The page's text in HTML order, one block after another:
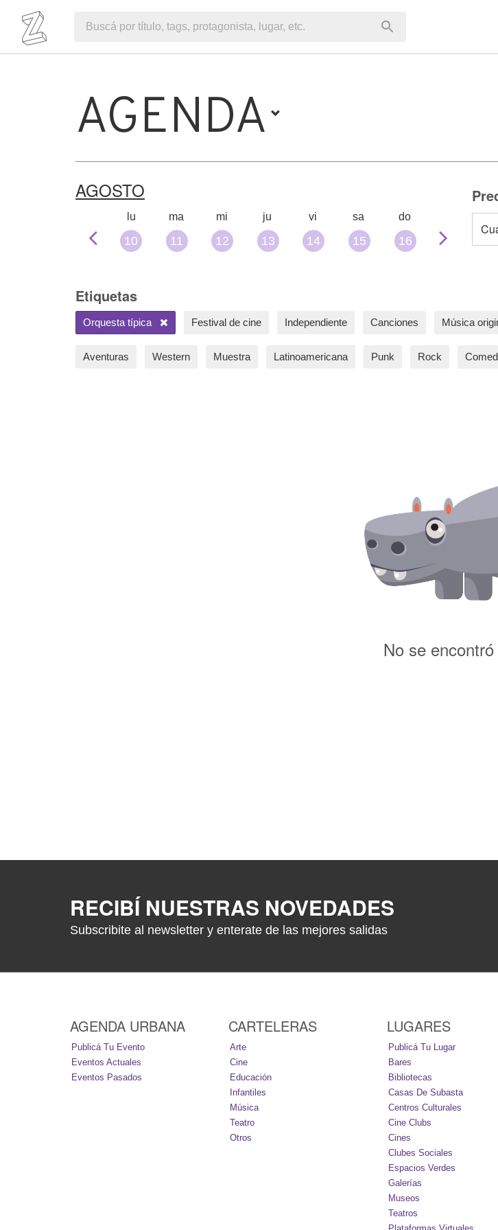
AGENDA
AGOSTO
lu ma mi ju vi sa do
10 11 12 13 14 15 16 17
Etiquetas
Orquesta típica Festival de cine Independiente Canciones Música
Aventuras Western Muestra Latinoamericana Punk Rock
No se
RECIBÍ NUESTRAS NOVEDADES
Subscribite al newsletter y enterate de las mejores salidas
AGENDA URBANA
Publicá Tu Evento
Eventos Actuales
Eventos Pasados
CARTELERAS
Arte
Cine
Educación
Infantiles
Música
Teatro
Otros
LUGARES
Publicá Tu Lugar
Bares
Bibliotecas
Casas De Subasta
Centros Culturales
Cine Clubs
Cines
Clubes Sociales
Espacios Verdes
Galerías
Museos
Teatros